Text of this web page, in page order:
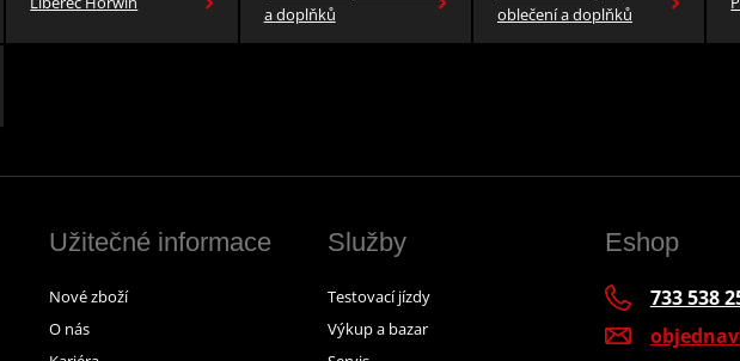
a doplňků
oblečení a doplňků
Užitečné informace
Nové zboží
O nás
Služby
Testovací jízdy
Výkup a bazar
Eshop
733 538